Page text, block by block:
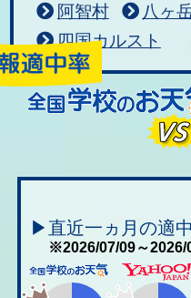
阿智村
八ヶ
四国カルスト
▶直近一ヵ月の適
※2026/07/09～2026/